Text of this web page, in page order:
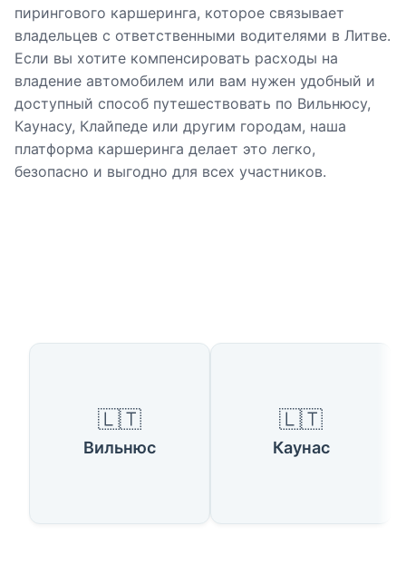
пирингового каршеринга, которое связывает
владельцев с ответственными водителями в Литве.
Если вы хотите компенсировать расходы на
владение автомобилем или вам нужен удобный и
доступный способ путешествовать по Вильнюсу,
Каунасу, Клайпеде или другим городам, наша
платформа каршеринга делает это легко,
безопасно и выгодно для всех участников.
Доступные страны
🇱🇹
Вильнюс
🇱🇹
Каунас